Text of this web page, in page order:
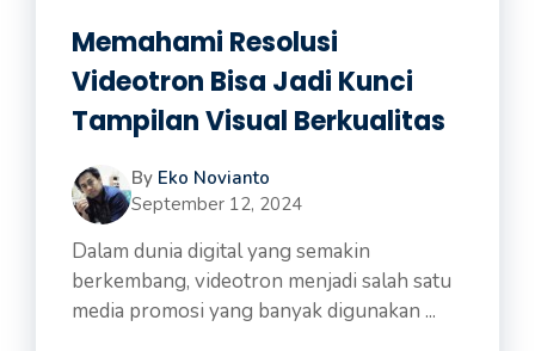
Memahami Resolusi
Videotron Bisa Jadi Kunci
Tampilan Visual Berkualitas
By Eko Novianto
September 12, 2024
Dalam dunia digital yang semakin
berkembang, videotron menjadi salah satu
media promosi yang banyak digunakan ...